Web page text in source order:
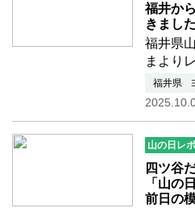
づきを
福井か
きまし
福井県
まより
して、
ｍ）の
簡単な
づきを
福井県
山の日レ
四ツ
「山の
前日の